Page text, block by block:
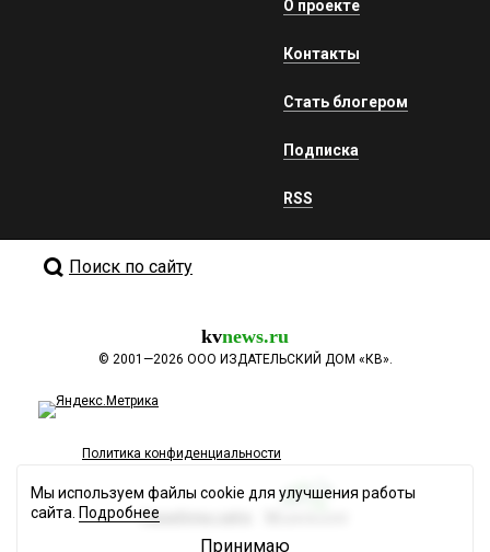
О проекте
Контакты
Стать блогером
Подписка
RSS
Поиск по сайту
kvnews.ru
© 2001—2026 ООО ИЗДАТЕЛЬСКИЙ ДОМ «КВ».
Политика конфиденциальности
Разработка сайта
Мы используем файлы cookie для улучшения работы
сайта. Подробнее
Принимаю